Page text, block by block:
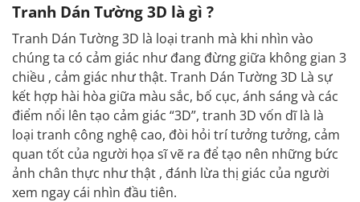
Tranh Dán Tường 3D là gì ?
Tranh Dán Tường 3D là loại tranh mà khi nhìn vào
chúng ta có cảm giác như đang đừng giữa không gian 3
chiều , cảm giác như thật. Tranh Dán Tường 3D Là sự
kết hợp hài hòa giữa màu sắc, bố cục, ánh sáng và các
điểm nổi lên tạo cảm giác “3D”, tranh 3D vốn dĩ là là
loại tranh công nghệ cao, đòi hỏi trí tưởng tưởng, cảm
quan tốt của người họa sĩ vẽ ra để tạo nên những bức
ảnh chân thực như thật , đánh lừa thị giác của người
xem ngay cái nhìn đầu tiên.